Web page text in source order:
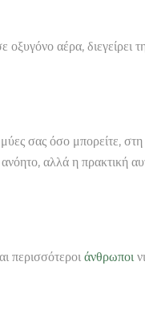
αέρα, διεγείρει
σας όσο μπορείτε,
αλλά η πρακτική
περισσότεροι άνθρωποι